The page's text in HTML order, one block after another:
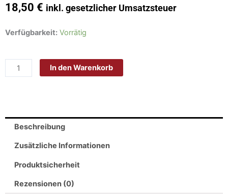
18,50 € inkl. gesetzlicher Umsatzsteuer
Verfügbarkeit: Vorrätig
Schild
-
Spruch
warning
alarm
tells
my
In den Warenkorb
Beschreibung
Zusätzliche Informationen
Produktsicherheit
Rezensionen (0)